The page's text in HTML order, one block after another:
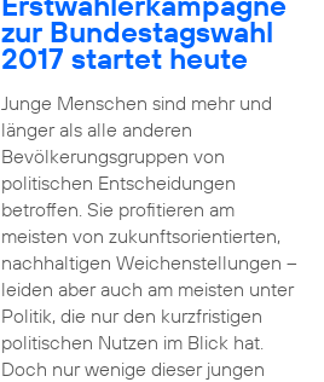
zur Bundestagswahl
2017 startet heute
Junge Menschen sind mehr und
länger als alle anderen
Bevölkerungsgruppen von
politischen Entscheidungen
betroffen. Sie profitieren am
meisten von zukunftsorientierten,
nachhaltigen Weichenstellungen –
leiden aber auch am meisten unter
Politik, die nur den kurzfristigen
politischen Nutzen im Blick hat.
Doch nur wenige dieser jungen